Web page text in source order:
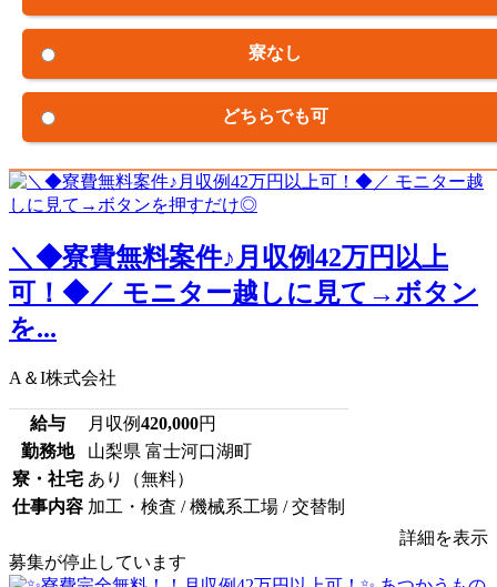
寮なし
どちらでも可
＼◆寮費無料案件♪月収例42万円以上
可！◆／ モニター越しに見て→ボタン
を...
A＆I株式会社
給与 月収例420,000円
勤務地
山梨県 富士河口湖町
寮・社宅 あり（無料）
仕事内容 加工・検査 / 機械系工場 / 交替制
詳細を表示
募集が停止しています